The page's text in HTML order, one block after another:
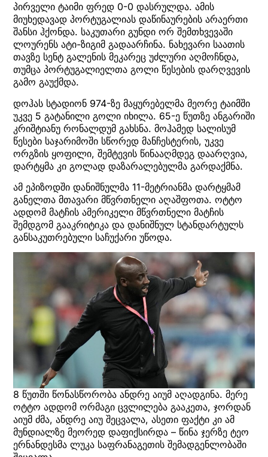
პირველი ტაიმი ფრედ 0-0 დასრულდა. ამის
მიუხედავად პორტუგალიას დაწინაურების არაერთი
შანსი ჰქონდა. საკუთარი გუნდი ორ შემთხვევაში
ლოურენს ატი-ზიგიმ გადაარჩინა. ნახევარი საათის
თავზე სენტ გალენის მეკარეც უძლური აღმოჩნდა,
თუმცა პორტუგალიელთა გოლი წესების დარღვევის
გამო გაუქმდა.
დოჰას სტადიონ 974-ზე მაყურებელმა მეორე ტაიმში
უკვე 5 გატანილი გოლი იხილა. 65-ე წუთზე ანგარიში
კრიშტიანუ რონალდუმ გახსნა. მოჰამედ სალისუმ
წესები საჯარიმოში სწორედ მანჩესტერის, უკვე
ორგზის ყოფილი, შემტევის წინააღმდეგ დაარღვია,
დარტყმა კი გოლად დაზარალებულმა გარდაქმნა.
ამ ეპიზოდში დანიშნულმა 11-მეტრიანმა დარტყმამ
განელთა მთავარი მწვრთნელი აღაშფოთა. ოტტო
ადდომ მატჩის ამერიკელი მწვრთნელი მატჩის
შემდგომ გააკრიტიკა და დანიშნულ სტანდარტულს
განსაკუთრებული საჩუქარი უწოდა.
8 წუთში წონასწორობა ანდრე აიუმ აღადგინა. მერე
ოტტო ადდომ ორმაგი ცვლილება გააკეთა, ჯორდან
აიუმ ძმა, ანდრე აიუ შეცვალა, ასეთი ფაქტი კი ამ
მუნდიალზე მეორედ დაფიქსირდა – წინა ჯერზე ტეო
ერნანდესმა ლუკა საფრანაგეთის შემადგენლობაში